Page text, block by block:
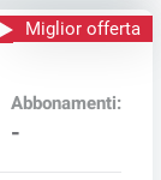
Miglior offerta
Abbonamenti:
-